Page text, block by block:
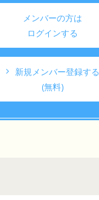
メンバーの方は
ログインする
新規メンバー登録する
(無料)